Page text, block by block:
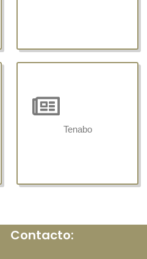
Tenabo
Contacto: